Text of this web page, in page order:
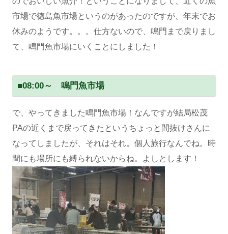
市場で徳島魚市場というのがあったのですが、年末でお
休みのようです。。。仕方ないので、鳴門まで戻りまし
て、鳴門魚市場にいくことにしました！
■08:00～ 鳴門魚市場
で、やってきました鳴門魚市場！なんですが結局松茂
PAの近くまで戻ってきたというちょっと間抜けさんに
なってしましたが、それはそれ。個人旅行なんでね。時
間にも場所にも縛られないからね。よしとします！